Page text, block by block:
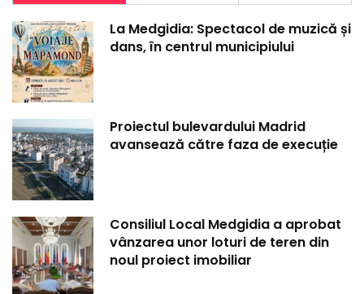
La Medgidia: Spectacol de muzică și
dans, în centrul municipiului
Proiectul bulevardului Madrid
avansează către faza de execuție
Consiliul Local Medgidia a aprobat
vânzarea unor loturi de teren din
noul proiect imobiliar